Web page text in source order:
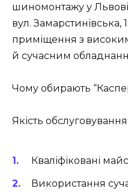
шиномонтажу у
вул. Замарстинівська,
приміщення з
й сучасним
Чому обирають
Якість обслуговування
Кваліфіковані
Використання